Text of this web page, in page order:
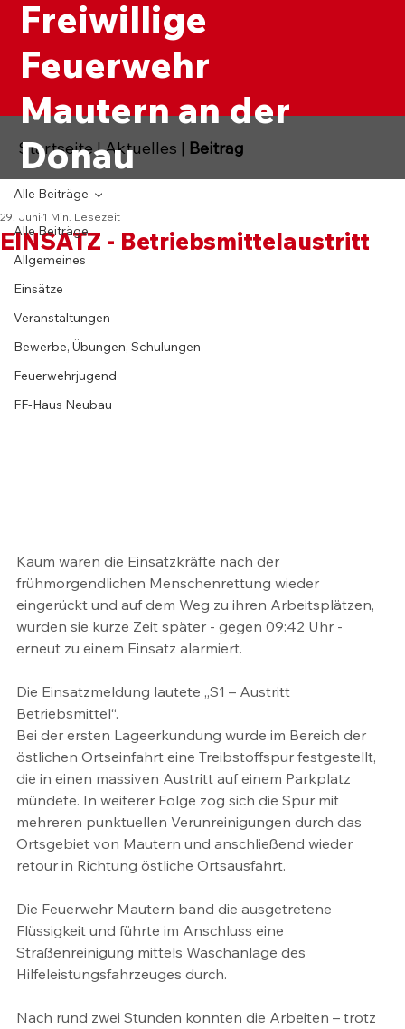
Freiwillige
Feuerwehr
Mautern an der
Donau
Alle Beiträge
Allgemeines
Einsätze
Veranstaltungen
Bewerbe, Übungen, Schulungen
Feuerwehrjugend
FF-Haus Neubau
Alle Beiträge
EINSATZ - Betriebsmittelaustritt
29. Juni 1 Min. Lesezeit
Kaum waren die Einsatzkräfte nach der
frühmorgendlichen Menschenrettung wieder
eingerückt und auf dem Weg zu ihren Arbeitsplätzen,
wurden sie kurze Zeit später - gegen 09:42 Uhr -
erneut zu einem Einsatz alarmiert.
Die Einsatzmeldung lautete „S1 – Austritt
Betriebsmittel“.
Bei der ersten Lageerkundung wurde im Bereich der
östlichen Ortseinfahrt eine Treibstoffspur festgestellt,
die in einen massiven Austritt auf einem Parkplatz
mündete. In weiterer Folge zog sich die Spur mit
mehreren punktuellen Verunreinigungen durch das
Ortsgebiet von Mautern und anschließend wieder
retour in Richtung östliche Ortsausfahrt.
Die Feuerwehr Mautern band die ausgetretene
Flüssigkeit und führte im Anschluss eine
Straßenreinigung mittels Waschanlage des
Hilfeleistungsfahrzeuges durch.
Nach rund zwei Stunden konnten die Arbeiten – trotz
Startseite|Aktuelles | Beitrag